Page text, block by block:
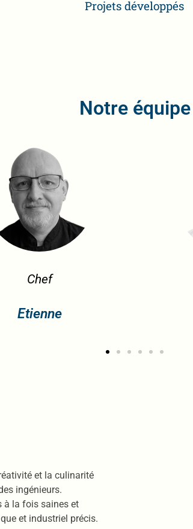
Projets développés
Notre équipe
Chef
Fabrice
et la culinarité
ingénieurs.
à la fois saines et
et industriel précis.